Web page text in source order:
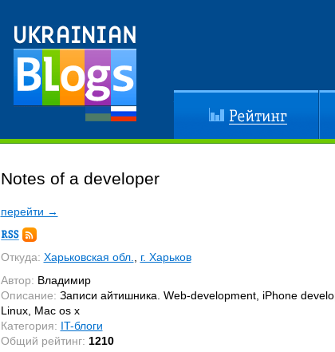
Рейтинг
Notes of a developer
перейти →
Подписка
Откуда: Харьковская обл.
г. Харьков
Автор: Владимир
Описание: Записи айтишника. Web-development, iPhone
Linux, Mac os x
Категория: IT-блоги
Общий рейтинг: 1210